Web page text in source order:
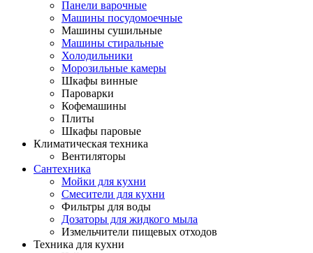
Панели варочные
Машины посудомоечные
Машины сушильные
Машины стиральные
Холодильники
Морозильные камеры
Шкафы винные
Пароварки
Кофемашины
Плиты
Шкафы паровые
Климатическая техника
Вентиляторы
Сантехника
Мойки для кухни
Смесители для кухни
Фильтры для воды
Дозаторы для жидкого мыла
Измельчители пищевых отходов
Техника для кухни